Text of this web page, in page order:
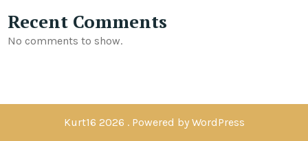
Recent Comments
No comments to show.
Kurt16 2026 . Powered by WordPress